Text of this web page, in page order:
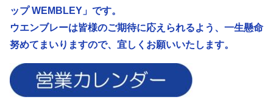
ップ WEMBLEY」です。
ウエンブレーは皆様のご期待に応えられるよう、 一生懸命
努めてまいりますので、宜しくお願いいたします。